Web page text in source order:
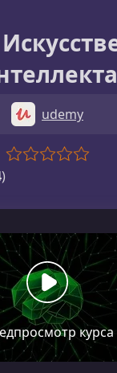
udemy
)
курса